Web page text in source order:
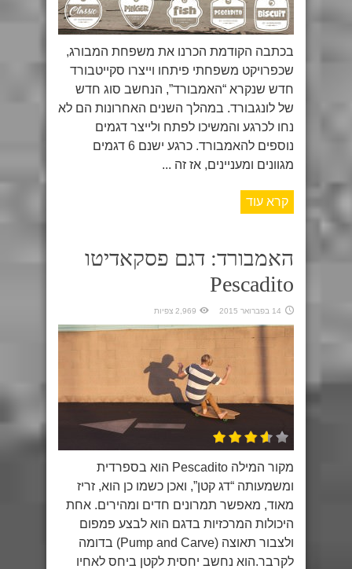
בכתבה הקודמת הכרנו את משפחת המבורג,
שכפרויקט משפחתי פיתחו וייצרו סקייטבורד
חדש שנקרא “האמבורד”, הנחשב סוג חדש
של לונגבורד. במהלך השנים האחרונות הם לא
נחו לכרגע והמשיכו לפתח ולייצר דגמים
נוספים להאמבורד. כרגע ישנם 6 דגמים
מגוונים ומעניינים, אז זה ...
קרא עוד
האמבורד: דגם פסקאדיטו
Pescadito
14 בפברואר 2015 2,969 צפיות
מקור המילה Pescadito הוא בספרדית
ומשמעותה “דג קטן”, ואכן כשמו כן הוא, זריז
מאוד, מאפשר תמרונים חדים ומהירים. אחת
היכולות המרכזיות בדגם הוא לבצע פמפום
ולצבור תאוצה (Pump and Carve) בדומה
לקרבר.הוא נחשב יחסית לקטן ביחס לאחיו